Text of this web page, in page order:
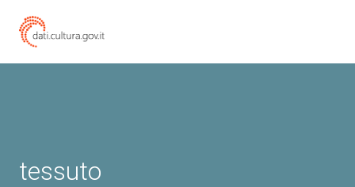
tessuto